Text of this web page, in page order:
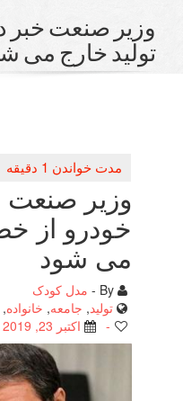
خارج می شود
خودرو از خط
می شود
مدل کودک
جامعه,خانواده, کودک,
اکتبر 23, 2019